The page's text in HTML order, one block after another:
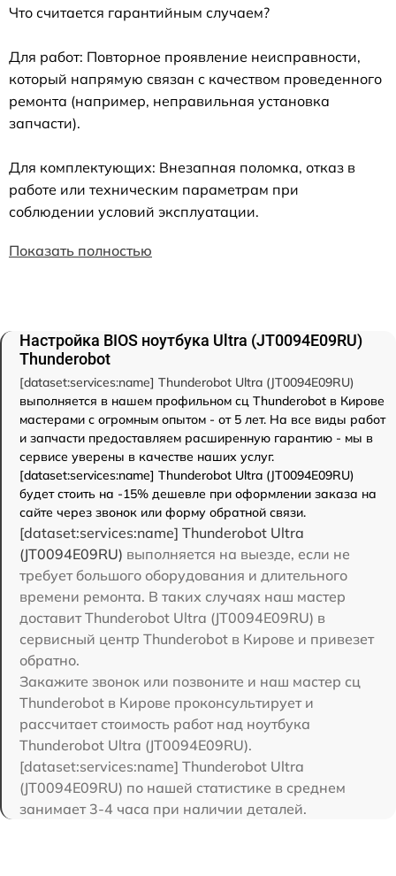
Что считается гарантийным случаем?
Для работ: Повторное проявление неисправности,
который напрямую связан с качеством проведенного
ремонта (например, неправильная установка
запчасти).
Для комплектующих: Внезапная поломка, отказ в
работе или техническим параметрам при
соблюдении условий эксплуатации.
Показать полностью
Настройка BIOS ноутбука Ultra (JT0094E09RU)
Thunderobot
[dataset:services:name] Thunderobot Ultra (JT0094E09RU)
выполняется в нашем профильном сц Thunderobot в Кирове
мастерами с огромным опытом - от 5 лет. На все виды работ
и запчасти предоставляем расширенную гарантию - мы в
сервисе уверены в качестве наших услуг.
[dataset:services:name] Thunderobot Ultra (JT0094E09RU)
будет стоить на -15% дешевле при оформлении заказа на
сайте через звонок или форму обратной связи.
[dataset:services:name] Thunderobot Ultra
(JT0094E09RU) выполняется на выезде, если не
требует большого оборудования и длительного
времени ремонта. В таких случаях наш мастер
доставит Thunderobot Ultra (JT0094E09RU) в
сервисный центр Thunderobot в Кирове и привезет
обратно.
Закажите звонок или позвоните и наш мастер сц
Thunderobot в Кирове проконсультирует и
рассчитает стоимость работ над ноутбука
Thunderobot Ultra (JT0094E09RU).
[dataset:services:name] Thunderobot Ultra
(JT0094E09RU) по нашей статистике в среднем
занимает 3-4 часа при наличии деталей.